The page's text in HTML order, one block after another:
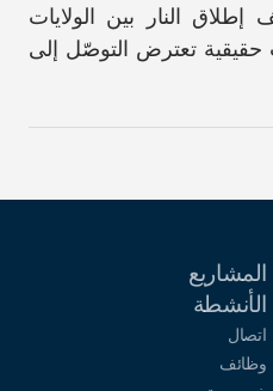
النار بين الولايات
حقيقية تعترض التوصّل إلى
المشاريع
الأنشطة
اتصال
وظائف